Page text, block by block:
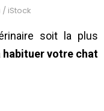
/ iStock
soit la plus
habituer votre chat